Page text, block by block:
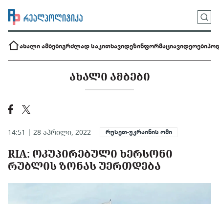
ახალი ამბებიგრძლად საკითხავიდეზინფორმაციავიდეოები
ᲐᲮᲐᲚᲘ ᲐᲛᲑᲔᲑᲘ
14:51 | 28 აპრილი, 2022 — რუსეთ-უკრაინის ომი
RIA: ᲝᲙᲣᲞᲘᲠᲔᲑᲣᲚᲘ ᲮᲔᲠᲡᲝᲜᲘ
ᲠᲣᲑᲚᲘᲡ ᲖᲝᲜᲐᲡ ᲣᲔᲠᲗᲓᲔᲑᲐ